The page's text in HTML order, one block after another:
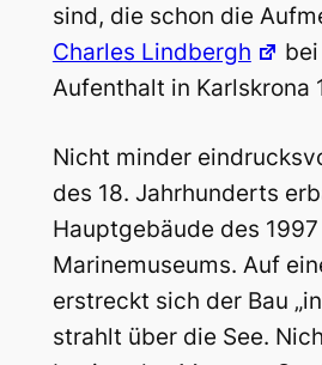
sind, die schon die
Charles Lindbergh
Aufenthalt in Karlskrona
Nicht minder
des 18. Jahrhunderts
Hauptgebäude des
Marinemuseums. Auf
erstreckt sich der Bau
strahlt über die See.